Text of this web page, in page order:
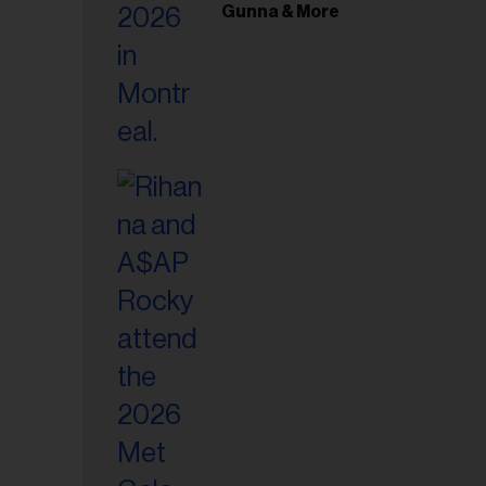
Gunna & More